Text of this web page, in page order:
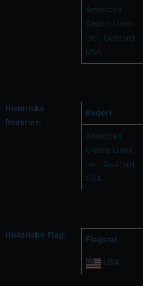
American
Cruise Lines
Inc., Guilford,
USA
Historiske
Rederier:
Rederi
American
Cruise Lines
Inc., Guilford,
USA
Historiske Flag: Flagstat
USA